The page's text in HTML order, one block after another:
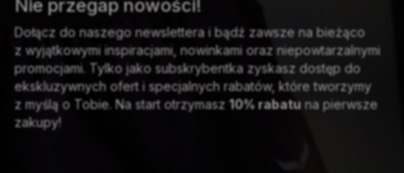
Nie przegap nowości!
Dołącz do naszego newslettera i bądź zawsze na bieżąco
z wyjątkowymi inspiracjami, nowinkami oraz niepowtarzalnymi
promocjami. Tylko jako subskrybentka zyskasz dostęp do
ekskluzywnych ofert i specjalnych rabatów, które tworzymy
z myślą o Tobie. Na start otrzymasz 10% rabatu na pierwsze
zakupy!